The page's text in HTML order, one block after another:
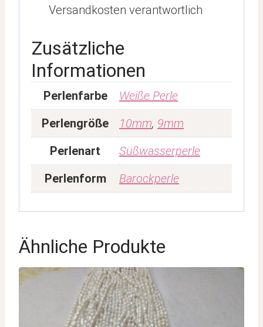
Versandkosten verantwortlich
Zusätzliche
Informationen
Perlenfarbe
Weiße Perle
Perlengröße
10mm, 9mm
Perlenart
Süßwasserperle
Perlenform
Barockperle
Ähnliche Produkte